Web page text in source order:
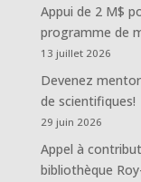
Appui de 2 M$
programme de
13 juillet 2026
Devenez
de scientifiques!
29 juin 2026
Appel à
bibliothèque